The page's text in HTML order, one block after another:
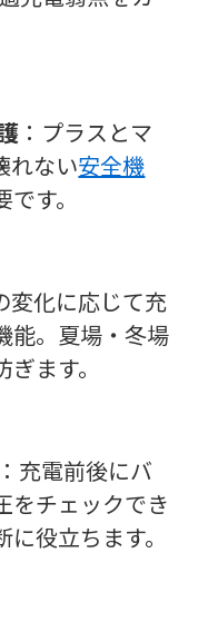
：プラスとマ
れない安全機
す。
変化に応じて充
能。夏場・冬場
ます。
：充電前後にバ
をチェックでき
役立ちます。